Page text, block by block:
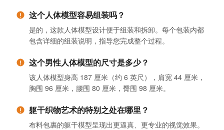
这个人体模型容易组装吗？
是的，这款人体模型设计便于组装和拆卸。每个包装内都
包含详细的组装说明，指导您完成整个过程。
这个男性人体模型的尺寸是多少？
该人体模型身高 187 厘米（约 6 英尺），肩宽 44 厘米，
胸围 96 厘米，腰围 80 厘米，臀围 98 厘米。
躯干织物艺术的特别之处在哪里？
布料包裹的躯干模型呈现出更逼真、更专业的视觉效果。